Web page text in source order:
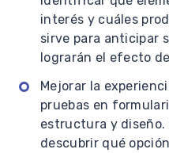
interés y cuáles
sirve para anticipar
lograrán el efecto
Mejorar la
pruebas en
estructura y diseño.
descubrir qué